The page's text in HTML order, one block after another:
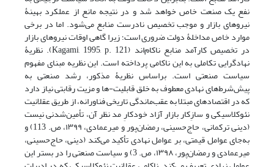
نفع یک صنعت خاص خواهد شد و در نتیجه مانع از عملکرد بهینۀ
نیروهای بازار و موجب تخصیص نادرست منابع می‌شود. اما در برخی
موارد خاص مداخلۀ دولت ضروری است؛ زیرا گاهی اوقات نیروهای بازار
در تخصیص کارآمد منابع ناکام‌اند ‏(Kagami, 1995, p. 121). نظریۀ
نهادگرایی تکاملی به این ناکامی پرداخته است. این نظریه مبنای مفهوم
سیاست صنعتی است. براساس نظریۀ مذکور، رشد صنعتی به
پیش‌شرط‌های نهادی معطوف به خلق قابلیت-ها و مزیت رقابتی نیاز دارد
که در اقتصادهای مبتلا به عقب‌ماندگی تاریخی فناورانه، از طریق عقلانیت
نئوکلاسیکی و سازِکار بازار آزاد خودکارِ مد نظر آن، تأمین‌شدنی نیست
‏(دینی ترکمانی، حاج‌حسینی، رمضان‌پور و میرعمادی، ۱۳۹۹، ص. 113) و
به‌جای عوامل قیمتی، بر عوامل نهادی تأکید می‌کند ‏(دینی، حاج‌حسینی،
میرعمادی و رمضان‌پور، ۱۳۹۸، ص. 3) و سیاست صنعتی را در بستر این